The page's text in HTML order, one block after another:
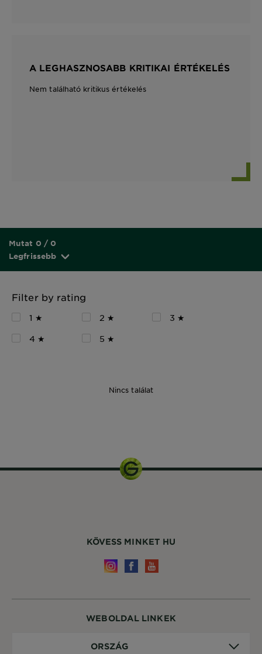
A LEGHASZNOSABB KRITIKAI ÉRTÉKELÉS
Nem található kritikus értékelés
Mutat 0 / 0
Legfrissebb
Filter by rating
1 ★ 2 ★
3 ★
4 ★
5 ★
Nincs találat
WEBOLDAL LINKEK
ORSZÁG
KÖVESS MINKET HU